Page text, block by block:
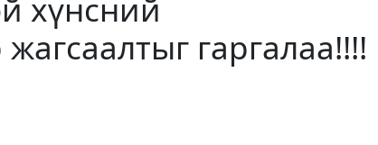
хүнсний
гаргалаа!!!!